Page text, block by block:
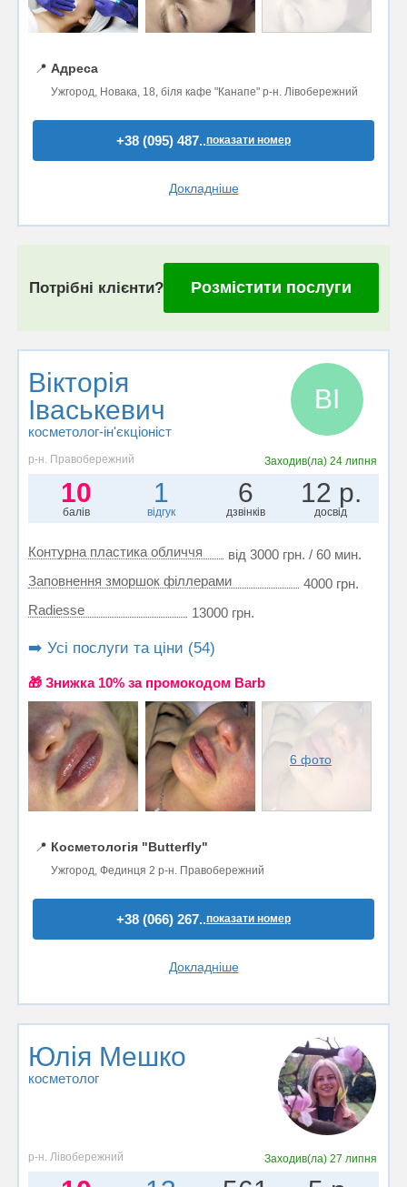
📍 Адреса
Ужгород, Новака, 18, біля кафе "Канапе" р-н. Лівобережний
+38 (095) 487..показати номер
Докладніше
Потрібні клієнти? Розмістити послуги
Вікторія
Іваськевич
косметолог-ін'єкціоніст
ВІ
р-н. Правобережний Заходив(ла) 24 липня
10
балів
1
відгук
6
дзвінків
12 р.
досвід
Контурна пластика обличчя
від 3000 грн. / 60 мин.
Заповнення зморшок філлерами
4000 грн.
Radiesse
13000 грн.
➡️ Усі послуги та ціни (54)
🎁 Знижка 10% за промокодом Barb
6 фото
📍 Косметологія "Butterfly"
Ужгород, Фединця 2 р-н. Правобережний
+38 (066) 267..показати номер
Докладніше
Юлія Мешко
косметолог
р-н. Лівобережний Заходив(ла) 27 липня